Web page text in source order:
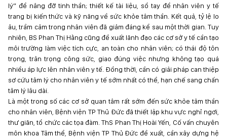
lý” để nâng đỡ tinh thần; thiết kế tài liệu, sổ tay để nhân viên y tế
trang bị kiến thức và kỹ năng về sức khỏe tâm thần. Kết quả, tỷ lệ lo
âu, trầm cảm trong nhân viên đã giảm đáng kể sau một thời gian. Tuy
nhiên, BS Phan Thị Hằng cũng đề xuất lãnh đạo các cơ sở y tế cần tạo
môi trường làm việc tích cực, an toàn cho nhân viên; có thái độ tôn
trọng, trân trọng công sức, giao đúng việc nhưng không tạo quá
nhiều áp lực lên nhân viên y tế. Đồng thời, cần có giải pháp can thiệp
sơ cứu tâm lý cho nhân viên y tế sớm nhất có thể, hạn chế sang chấn
tâm lý lâu dài.
Là một trong số các cơ sở quan tâm rất sớm đến sức khỏe tâm thần
cho nhân viên, Bệnh viện TP Thủ Đức đã thiết lập khu vực nghỉ ngơi,
thư giãn, tổ chức các tọa đàm. ThS Phan Thị Hoài Yến, Cố vấn chuyên
môn khoa Tâm thể, Bệnh viện TP Thủ Đức đề xuất, cần xây dựng hệ